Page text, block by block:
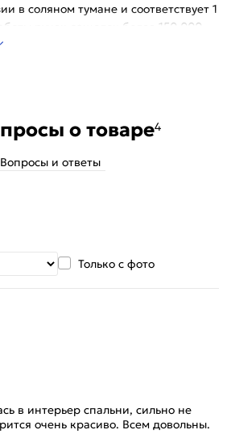
в соляном тумане и соответствует 1
ручек-защелок более 150 000
что гарантирует
о товаре4
Вопросы и ответы
Только с фото
в интерьер спальни, сильно не
очень красиво. Всем довольны.